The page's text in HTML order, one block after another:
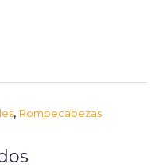
, Rompecabezas